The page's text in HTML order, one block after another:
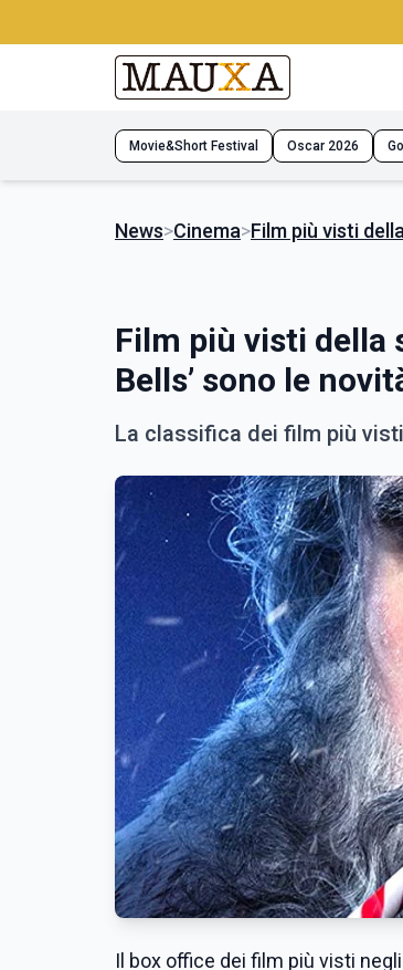
Movie&Short Festival Oscar 2026
News>Cinema>Film più visti
Film più visti della
Bells’ sono le
La classifica dei film più
Il box office dei film più visti